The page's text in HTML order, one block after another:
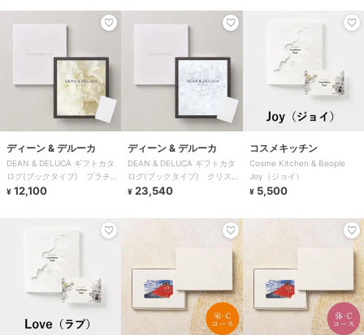
ディーン & デルーカ
DEAN & DELUCA ギフトカタ
ログ(ブックタイプ) プラチ
ナ-BC
¥ 12,100
ディーン & デルーカ
DEAN & DELUCA ギフトカタ
ログ(ブックタイプ) クリスタ
ル-BC
¥ 23,540
コスメキッチン
Cosme Kitchen & Beople
Joy（ジョイ）
¥ 5,500